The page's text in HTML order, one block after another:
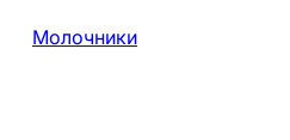
Молочники